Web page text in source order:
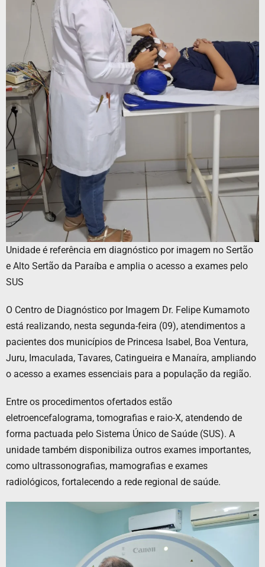
Unidade é referência em diagnóstico por imagem no Sertão
e Alto Sertão da Paraíba e amplia o acesso a exames pelo
SUS
O Centro de Diagnóstico por Imagem Dr. Felipe Kumamoto
está realizando, nesta segunda-feira (09), atendimentos a
pacientes dos municípios de Princesa Isabel, Boa Ventura,
Juru, Imaculada, Tavares, Catingueira e Manaíra, ampliando
o acesso a exames essenciais para a população da região.
Entre os procedimentos ofertados estão
eletroencefalograma, tomografias e raio-X, atendendo de
forma pactuada pelo Sistema Único de Saúde (SUS). A
unidade também disponibiliza outros exames importantes,
como ultrassonografias, mamografias e exames
radiológicos, fortalecendo a rede regional de saúde.